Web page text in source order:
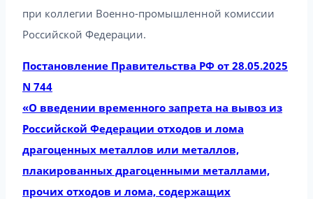
при коллегии Военно-промышленной комиссии
Российской Федерации.
Постановление Правительства РФ от 28.05.2025
N 744
«О введении временного запрета на вывоз из
Российской Федерации отходов и лома
драгоценных металлов или металлов,
плакированных драгоценными металлами,
прочих отходов и лома, содержащих